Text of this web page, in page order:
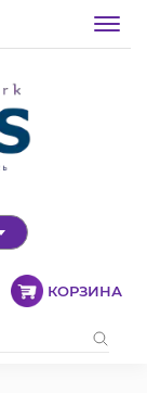
КОРЗИНА